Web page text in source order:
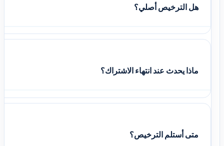
هل الترخيص أصلي؟
ماذا يحدث عند انتهاء الاشتراك؟
متى أستلم الترخيص؟